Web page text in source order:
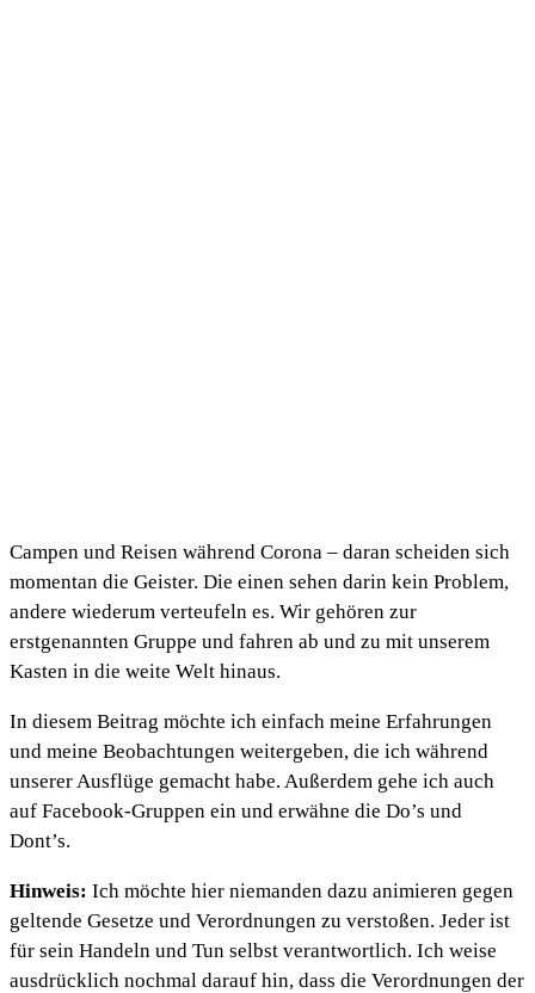
Campen und Reisen während Corona – daran scheiden sich
momentan die Geister. Die einen sehen darin kein Problem,
andere wiederum verteufeln es. Wir gehören zur
erstgenannten Gruppe und fahren ab und zu mit unserem
Kasten in die weite Welt hinaus.
In diesem Beitrag möchte ich einfach meine Erfahrungen
und meine Beobachtungen weitergeben, die ich während
unserer Ausflüge gemacht habe. Außerdem gehe ich auch
auf Facebook-Gruppen ein und erwähne die Do’s und
Dont’s.
Hinweis: Ich möchte hier niemanden dazu animieren gegen
geltende Gesetze und Verordnungen zu verstoßen. Jeder ist
für sein Handeln und Tun selbst verantwortlich. Ich weise
ausdrücklich nochmal darauf hin, dass die Verordnungen der